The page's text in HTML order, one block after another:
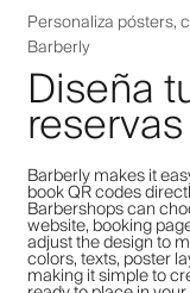
Personaliza pósters,
Barberly
Diseña
Barberly makes it
book QR codes
Barbershops can
website, booking
adjust the design to
colors, texts, poster
making it simple to